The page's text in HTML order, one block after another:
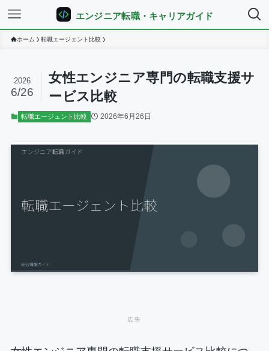
エンジニア転職・キャリアガイド
ホーム 転職エージェント比較
女性エンジニア専門の転職支援サ
ービス比較
2026
6/26
転職エージェント比較 2026年6月26日